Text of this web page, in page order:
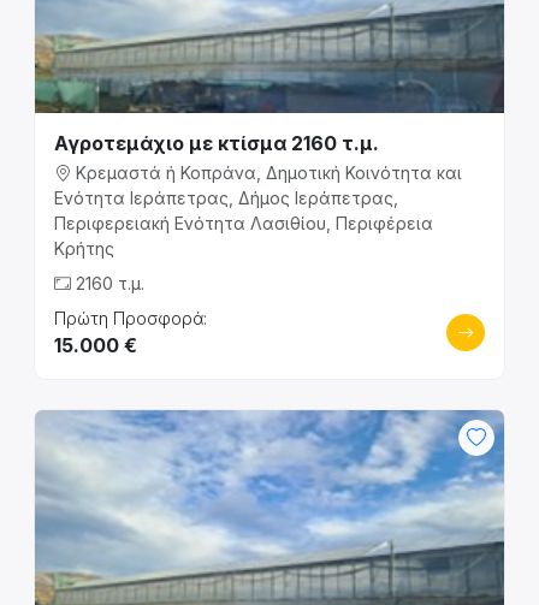
Αγροτεμάχιο με κτίσμα 2160 τ.μ.
Κρεμαστά ή Κοπράνα, Δημοτική Κοινότητα και
Ενότητα Ιεράπετρας, Δήμος Ιεράπετρας,
Περιφερειακή Ενότητα Λασιθίου, Περιφέρεια
Κρήτης
2160 τ.μ.
Πρώτη Προσφορά:
15.000 €